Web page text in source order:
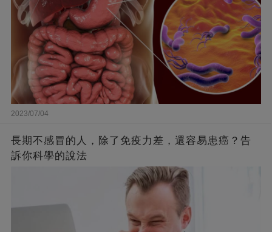
2023/07/04
長期不感冒的人，除了免疫力差，還容易患癌？告
訴你科學的說法